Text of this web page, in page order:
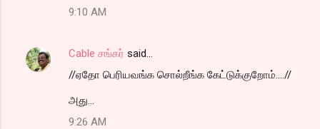
9:10 AM
Cable சங்கர் said…
//ஏதோ பெரியவங்க சொல்றீங்க கேட்டுக்குறோம்....//
அது...
9:26 AM